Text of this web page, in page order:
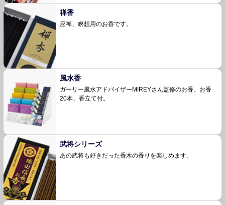
禅香
座禅、瞑想用のお香です。
風水香
ガーリー風水アドバイザーMIREYさん監修のお香。お香
20本、香立て付。
武将シリーズ
あの武将も好きだった香木の香りを楽しめます。